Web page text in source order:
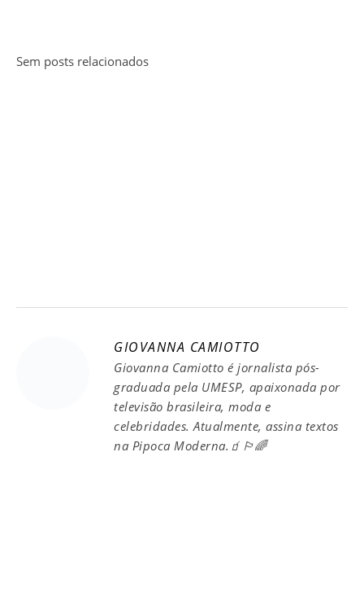
Sem posts relacionados
GIOVANNA CAMIOTTO
Giovanna Camiotto é jornalista pós-
graduada pela UMESP, apaixonada por
televisão brasileira, moda e
celebridades. Atualmente, assina textos
na Pipoca Moderna.🧃🏳️‍🌈